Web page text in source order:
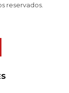
reservados.